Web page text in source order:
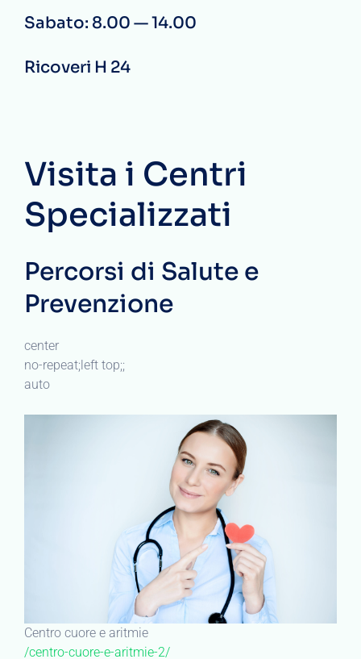
Sabato: 8.00 — 14.00
Ricoveri H 24
Visita i Centri
Specializzati
Percorsi di Salute e
Prevenzione
center
no-repeat;left top;;
auto
Centro cuore e aritmie
/centro-cuore-e-aritmie-2/